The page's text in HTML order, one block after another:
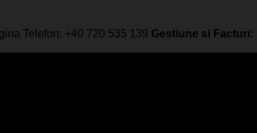
Telefon: +40 720 535 139 Gestiune si Facturi: